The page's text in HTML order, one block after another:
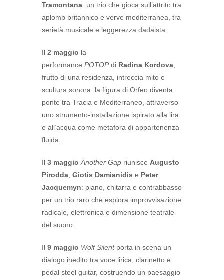
Tramontana: un trio che gioca sull’attrito tra
aplomb britannico e verve mediterranea, tra
serietà musicale e leggerezza dadaista.
Il 2 maggio la
performance POTOPdi Radina Kordova
frutto di una residenza, intreccia mito e
scultura sonora: la figura di Orfeo diventa
ponte tra Tracia e Mediterraneo, attraverso
uno strumento-installazione ispirato alla lira
e all’acqua come metafora di appartenenza
fluida.
Il 3 maggio Another Gap riunisce Augusto
Pirodda Giotis Damianidis e Peter
Jacquemyn: piano, chitarra e contrabbasso
per un trio raro che esplora improvvisazione
radicale, elettronica e dimensione teatrale
del suono.
Il 9 maggio Wolf Silentporta in scena un
dialogo inedito tra voce lirica, clarinetto e
pedal steel guitar, costruendo un paesaggio